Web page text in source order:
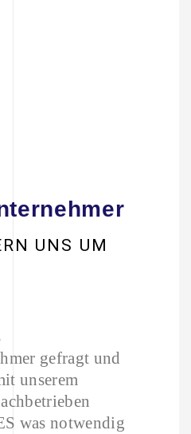
UNS UM
gefragt und
unserem
was notwendig